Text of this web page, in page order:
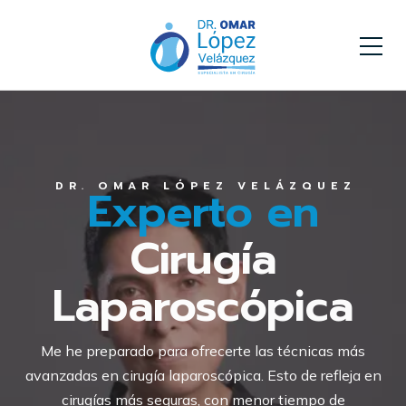
Velázquez
Cirujano En CDMX
Recibe la atención que mereces con
de Mínima Invasión para una Recuperación
Más Rápida y Menos Dolor .Siempre con
calidez humana y respeto.
DR. OMAR LÓPEZ VELÁZQUEZ
Experto en
Cirugía
Laparoscópica
Me he preparado para ofrecerte las técnicas más
avanzadas en cirugía laparoscópica. Esto de refleja en
cirugías más seguras, con menor tiempo de
Velázquez
Tu Cirujano de
Confianza
en CDMX